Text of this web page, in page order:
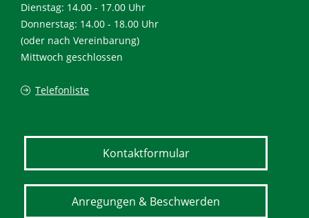
Dienstag: 14.00 - 17.00 Uhr
Donnerstag: 14.00 - 18.00 Uhr
(oder nach Vereinbarung)
Mittwoch geschlossen
Telefonliste
Kontaktformular
Anregungen & Beschwerden